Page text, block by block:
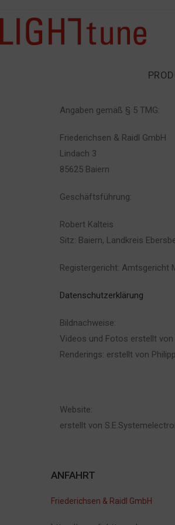
Angaben gemäß § 5 TMG:
Friederichsen & Raidl GmbH
Lindach 3
85625 Baiern
Geschäftsführung:
Robert Kalteis
Sitz: Baiern, Landkreis
Registergericht: Amtsgericht
Datenschutzerklärung
Bildnachweise:
Videos und Fotos erstellt
Renderings: erstellt von
Website:
erstellt von
ANFAHRT
Friederichsen & Raidl GmbH